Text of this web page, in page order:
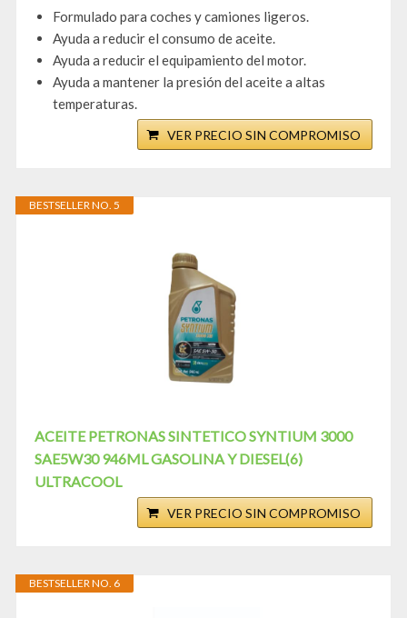
Formulado para coches y camiones ligeros.
Ayuda a reducir el consumo de aceite.
Ayuda a reducir el equipamiento del motor.
Ayuda a mantener la presión del aceite a altas
temperaturas.
VER PRECIO SIN COMPROMISO
BESTSELLER NO. 5
ACEITE PETRONAS SINTETICO SYNTIUM 3000
SAE5W30 946ML GASOLINA Y DIESEL(6)
ULTRACOOL
VER PRECIO SIN COMPROMISO
BESTSELLER NO. 6